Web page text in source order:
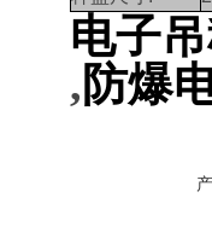
电子
,防爆